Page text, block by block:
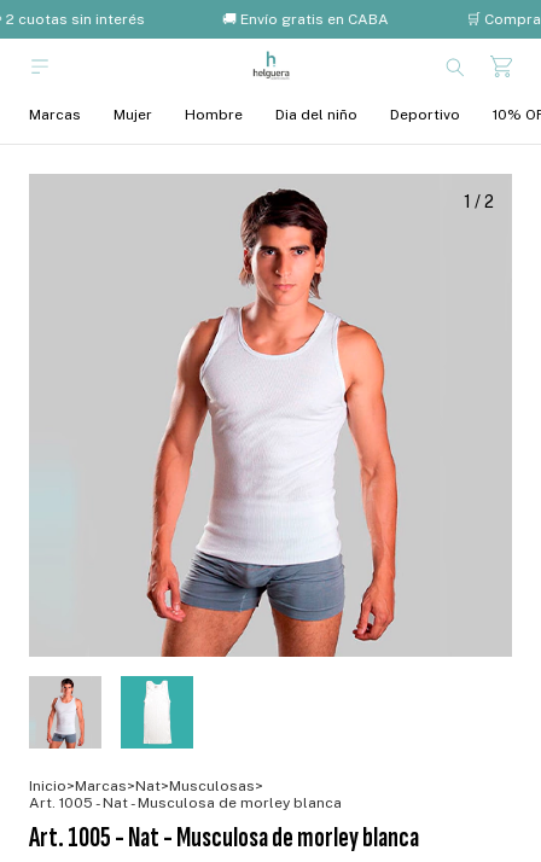
cuotas sin interés 🚚 Envío gratis en CABA 🛒
Marcas Mujer Hombre Dia del niño Deportivo 10%
1 /2
Inicio>Marcas>Nat>Musculosas>
Art. 1005 - Nat - Musculosa de morley blanca
Art. 1005 - Nat - Musculosa de morley blanca